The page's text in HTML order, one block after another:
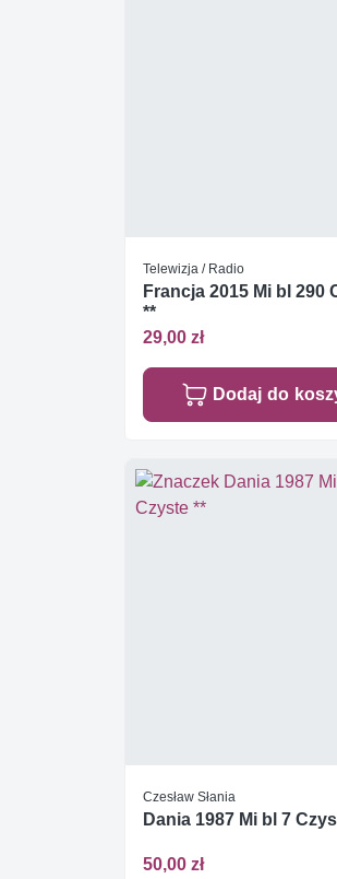
Telewizja / Radio
Francja 2015 Mi bl 290
**
29,00 zł
Dodaj do
Czesław Słania
Dania 1987 Mi bl 7
50,00 zł